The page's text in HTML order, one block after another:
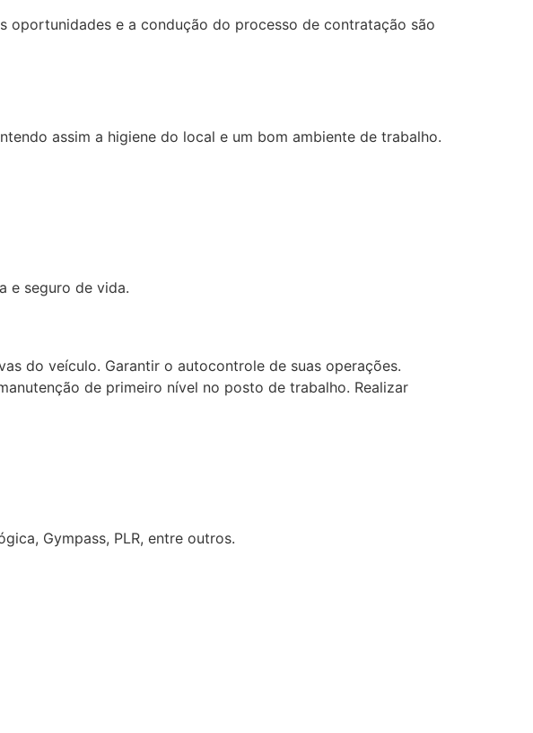
oportunidades e a condução do processo de contratação são
assim a higiene do local e um bom ambiente de trabalho.
e seguro de vida.
do veículo. Garantir o autocontrole de suas operações.
de primeiro nível no posto de trabalho. Realizar
Gympass, PLR, entre outros.